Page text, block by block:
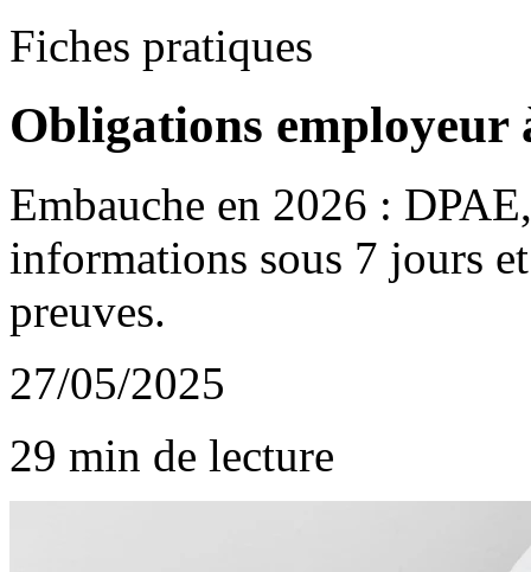
Fiches pratiques
Obligations employeur
Embauche en 2026 :
informations sous 7 jours
preuves.
27/05/2025
29 min de lecture